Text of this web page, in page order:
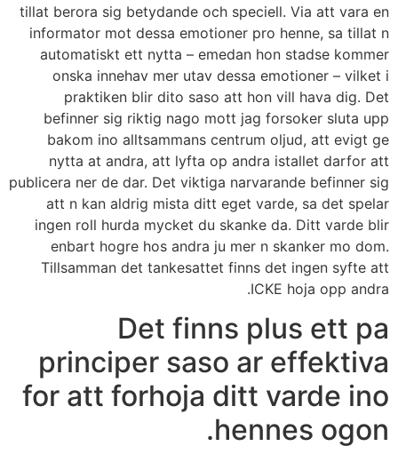
tillat berora sig betydande och speciell. Via att vara en
informator mot dessa emotioner pro henne, sa tillat n
automatiskt ett nytta – emedan hon stadse kommer
onska innehav mer utav dessa emotioner – vilket i
praktiken blir dito saso att hon vill hava dig. Det
befinner sig riktig nago mott jag forsoker sluta upp
bakom ino alltsammans centrum oljud, att evigt ge
nytta at andra, att lyfta op andra istallet darfor att
publicera ner de dar. Det viktiga narvarande befinner sig
att n kan aldrig mista ditt eget varde, sa det spelar
ingen roll hurda mycket du skanke da. Ditt varde blir
enbart hogre hos andra ju mer n skanker mo dom.
Tillsamman det tankesattet finns det ingen syfte att
ICKE hoja opp andra.
Det finns plus ett pa
principer saso ar effektiva
for att forhoja ditt varde ino
hennes ogon.